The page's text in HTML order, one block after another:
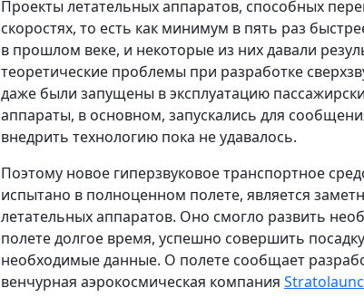
Проекты летательных аппаратов, способных
скоростях, то есть как минимум в пять раз
в прошлом веке, и некоторые из них давали
теоретические проблемы при разработке
даже были запущены в эксплуатацию
аппараты, в основном, запускались для
внедрить технологию пока не удавалось.
Поэтому новое гиперзвуковое транспортное
испытано в полноценном полете, является
летательных аппаратов. Оно смогло развить
полете долгое время, успешно совершить
необходимые данные. О полете сообщает
венчурная аэрокосмическая компания